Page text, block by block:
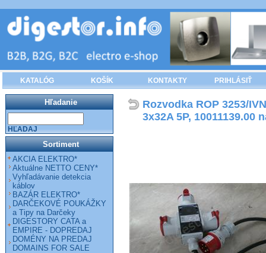
KATALÓG KOŠÍK KONTAKTY PRIHLÁSIŤ
Rozvodka ROP 3253/
3x32A 5P, 10011139.00
Hľadanie
HĽADAJ
Sortiment
AKCIA ELEKTRO*
Aktuálne NETTO CENY*
Vyhľadávanie detekcia
káblov
BAZÁR ELEKTRO*
DARČEKOVÉ POUKÁŽKY
a Tipy na Darčeky
DIGESTORY CATA a
EMPIRE - DOPREDAJ
DOMÉNY NA PREDAJ
DOMAINS FOR SALE